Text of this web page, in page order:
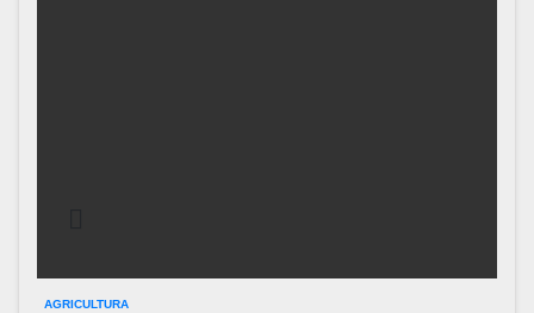
AGRICULTURA